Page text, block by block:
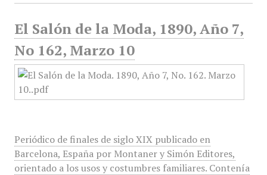
El Salón de la Moda, 1890, Año 7,
No 162, Marzo 10
Periódico de finales de siglo XIX publicado en
Barcelona, España por Montaner y Simón Editores,
orientado a los usos y costumbres familiares. Contenía